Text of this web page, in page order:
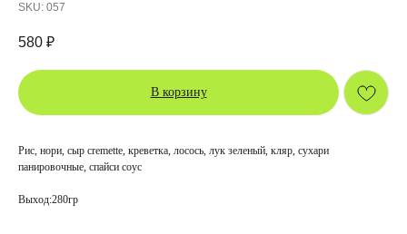
SKU: 057
580 ₽
В корзину
Рис, нори, сыр cremette, креветка, лосось, лук зеленый, кляр, сухари
панировочные, спайси соус
Выход:280гр